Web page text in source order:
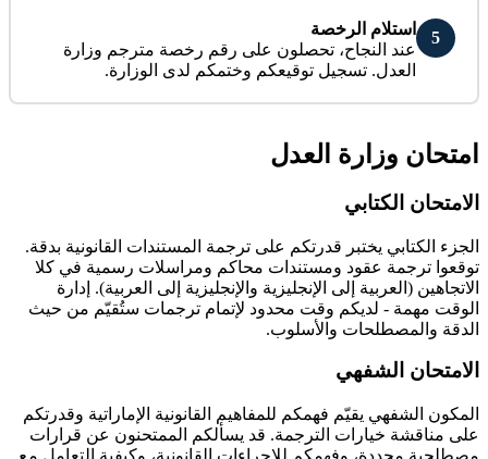
5
استلام الرخصة
عند النجاح، تحصلون على رقم رخصة مترجم وزارة
العدل. تسجيل توقيعكم وختمكم لدى الوزارة.
امتحان وزارة العدل
الامتحان الكتابي
الجزء الكتابي يختبر قدرتكم على ترجمة المستندات القانونية بدقة.
توقعوا ترجمة عقود ومستندات محاكم ومراسلات رسمية في كلا
الاتجاهين (العربية إلى الإنجليزية والإنجليزية إلى العربية). إدارة
الوقت مهمة - لديكم وقت محدود لإتمام ترجمات ستُقيّم من حيث
الدقة والمصطلحات والأسلوب.
الامتحان الشفهي
المكون الشفهي يقيّم فهمكم للمفاهيم القانونية الإماراتية وقدرتكم
على مناقشة خيارات الترجمة. قد يسألكم الممتحنون عن قرارات
مصطلحية محددة، وفهمكم للإجراءات القانونية، وكيفية التعامل مع